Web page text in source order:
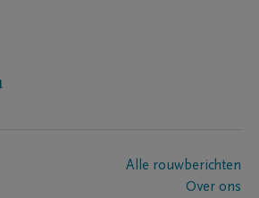
Alle rouwberichten
Over ons